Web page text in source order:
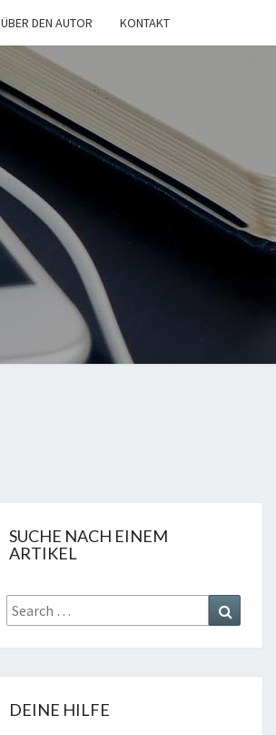
ÜBER DEN AUTOR KONTAKT
SUCHE NACH EINEM
ARTIKEL
Search
for:
DEINE HILFE